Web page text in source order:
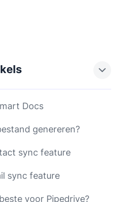
Docs
genereren?
sync feature
sync feature
voor Pipedrive?